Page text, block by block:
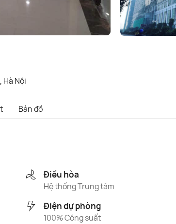
Hà Nội
Bản đồ
Điều hòa
Hệ thống Trung tâm
Điện dự phòng
100% Công suất